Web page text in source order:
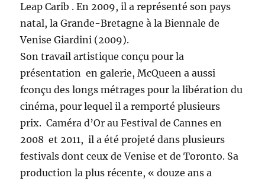
Leap Carib . En 2009, il a représenté son pays
natal, la Grande-Bretagne à la Biennale de
Venise Giardini (2009).
Son travail artistique conçu pour la
présentation en galerie, McQueen a aussi
fconçu des longs métrages pour la libération du
cinéma, pour lequel il a remporté plusieurs
prix. Caméra d’Or au Festival de Cannes en
2008 et 2011, il a été projeté dans plusieurs
festivals dont ceux de Venise et de Toronto. Sa
production la plus récente, « douze ans a